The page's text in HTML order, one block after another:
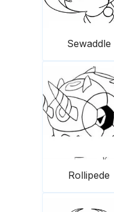
Sewaddle
Rollipede